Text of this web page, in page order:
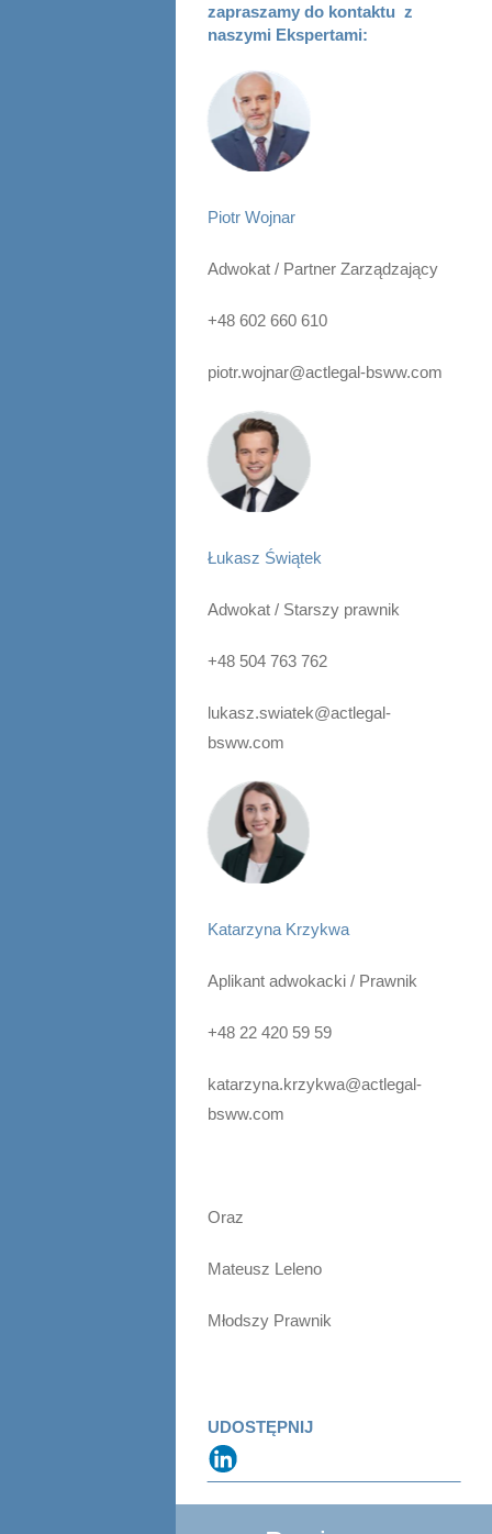
zapraszamy do kontaktu z
naszymi Ekspertami:
Piotr Wojnar
Adwokat / Partner Zarządzający
+48 602 660 610
piotr.wojnar@actlegal-bsww.com
Łukasz Świątek
Adwokat / Starszy prawnik
+48 504 763 762
lukasz.swiatek@actlegal-
bsww.com
Katarzyna Krzykwa
Aplikant adwokacki / Prawnik
+48 22 420 59 59
katarzyna.krzykwa@actlegal-
bsww.com
Oraz
Mateusz Leleno
Młodszy Prawnik
UDOSTĘPNIJ